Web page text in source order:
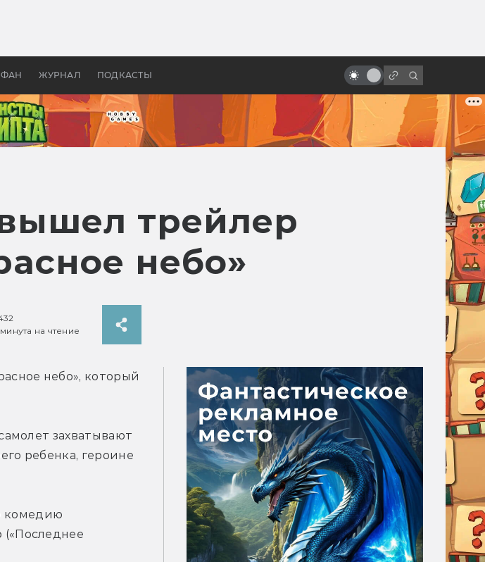
ФАН ЖУРНАЛ ПОДКАСТЫ
Древней Грецией
Кинга
трейлер
небо»
минута на чтение
небо», который
захватывают
ребенка, героине
комедию